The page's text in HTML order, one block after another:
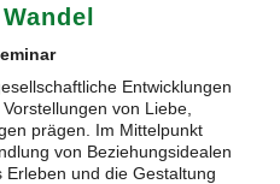
Entwicklungen
von Liebe,
prägen. Im Mittelpunkt
von Beziehungsidealen
und die Gestaltung